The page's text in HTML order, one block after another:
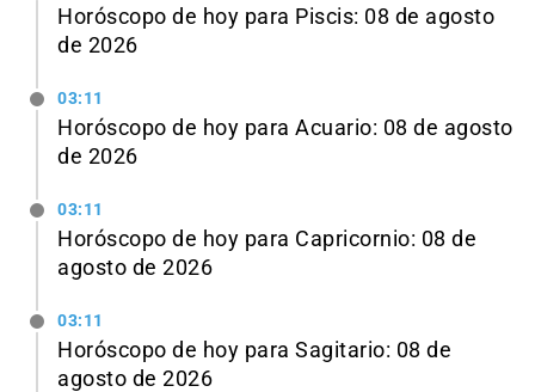
Horóscopo de hoy para Piscis: 08 de agosto
de 2026
03:11
Horóscopo de hoy para Acuario: 08 de agosto
de 2026
03:11
Horóscopo de hoy para Capricornio: 08 de
agosto de 2026
03:11
Horóscopo de hoy para Sagitario: 08 de
agosto de 2026